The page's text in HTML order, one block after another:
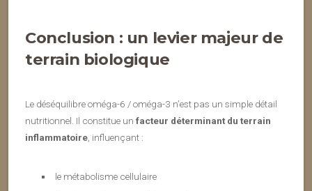
Conclusion : un levier majeur de
terrain biologique
Le déséquilibre oméga-6 / oméga-3 n’est pas un simple détail
nutritionnel. Il constitue un facteur déterminant du terrain
inflammatoire , influençant :
le métabolisme cellulaire